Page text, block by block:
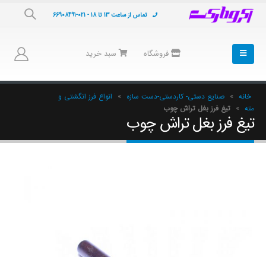
تماس از ساعت 13 تا 18 - 021-66908491
فروشگاه سبد خرید
خانه » صنایع دستی- کاردستی-دست سازه » انواع فرز انگشتی و
مته » تیغ فرز بغل تراش چوب
تیغ فرز بغل تراش چوب